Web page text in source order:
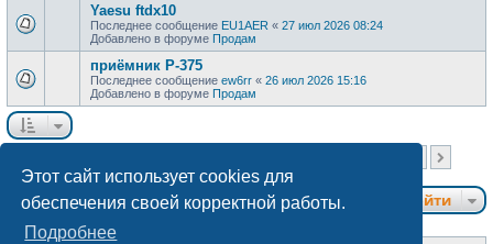
Этот сайт использует cookies для
обеспечения своей корректной работы.
Подробнее
Yaesu ftdx10
Последнее сообщение EU1AER « 27 июл 2026 08:24
Добавлено в форуме Продам
приёмник Р-375
Последнее сообщение ew6rr « 26 июл 2026 15:16
Добавлено в форуме Продам
Перейти